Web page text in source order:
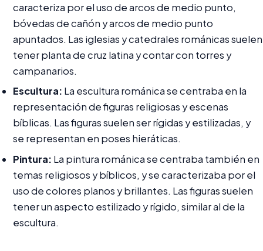
caracteriza por el uso de arcos de medio punto,
bóvedas de cañón y arcos de medio punto
apuntados. Las iglesias y catedrales románicas suelen
tener planta de cruz latina y contar con torres y
campanarios.
Escultura: La escultura románica se centraba en la
representación de figuras religiosas y escenas
bíblicas. Las figuras suelen ser rígidas y estilizadas, y
se representan en poses hieráticas.
Pintura: La pintura románica se centraba también en
temas religiosos y bíblicos, y se caracterizaba por el
uso de colores planos y brillantes. Las figuras suelen
tener un aspecto estilizado y rígido, similar al de la
escultura.